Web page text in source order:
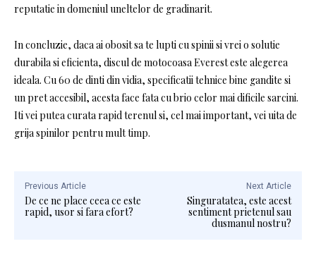
reputatie in domeniul uneltelor de gradinarit.
In concluzie, daca ai obosit sa te lupti cu spinii si vrei o solutie
durabila si eficienta, discul de motocoasa Everest este alegerea
ideala. Cu 60 de dinti din vidia, specificatii tehnice bine gandite si
un pret accesibil, acesta face fata cu brio celor mai dificile sarcini.
Iti vei putea curata rapid terenul si, cel mai important, vei uita de
grija spinilor pentru mult timp.
Previous Article
De ce ne place ceea ce este
rapid, usor si fara efort?
Next Article
Singuratatea, este acest
sentiment prietenul sau
dusmanul nostru?